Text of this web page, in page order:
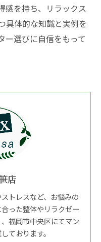
感を持ち、リラックス
具体的な知識と実例を
ー選びに自信をもって
店
トレスなど、お悩みの
った整体やリラクゼー
福岡市中央区にてマン
ております。